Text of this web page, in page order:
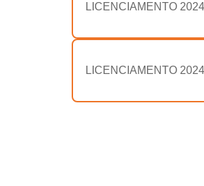
LICENCIAMENTO
LICENCIAMENTO